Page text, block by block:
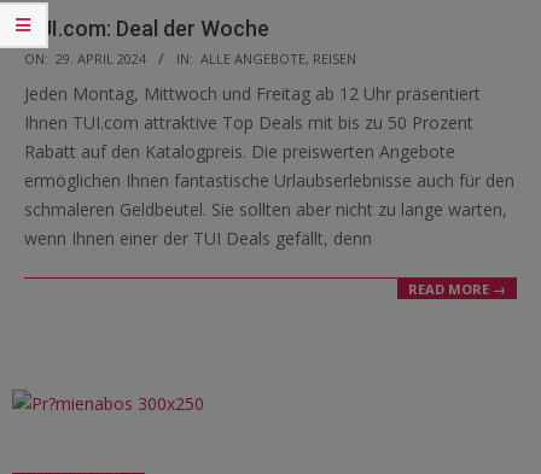
TUI.com: Deal der Woche
2024-
04-
29
ON: 29. APRIL 2024 IN: ALLE ANGEBOTE, REISEN
Jeden Montag, Mittwoch und Freitag ab 12 Uhr präsentiert
Ihnen TUI.com attraktive Top Deals mit bis zu 50 Prozent
Rabatt auf den Katalogpreis. Die preiswerten Angebote
ermöglichen Ihnen fantastische Urlaubserlebnisse auch für den
schmaleren Geldbeutel. Sie sollten aber nicht zu lange warten,
wenn Ihnen einer der TUI Deals gefällt, denn
READ MORE →